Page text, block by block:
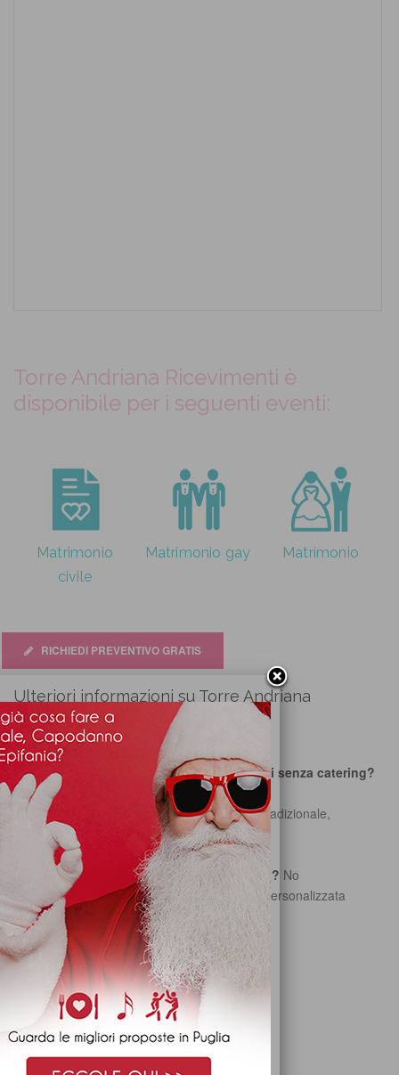
Torre Andriana Ricevimenti è
disponibile per i seguenti eventi:
Matrimonio
civile
Matrimonio gay Matrimonio
RICHIEDI PREVENTIVO GRATIS
Ulteriori informazioni su Torre Andriana
Ricevimenti
Si ospita più di un evento al giorno?
È possibile affittare solo la sala ricevimenti senza catering?
No
Che tipo di cucina offre la sala?Naturale Tradizionale,
regionale D'autore Mediterranea
È possibile modificare i menù?Sì
Ci sono restrizioni orarie per il ricevimento? No
Come si effettua il pagamento? Trattativa Personalizzata
Si Dispone di accesso per disabili?
Sì
E' una sala gay friendly?Sì
RICHIEDI PREVENTIVO GRATIS